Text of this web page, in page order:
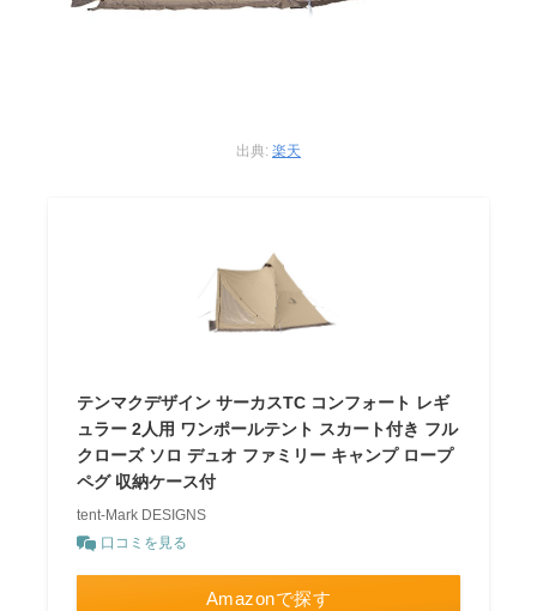
出典: 楽天
テンマクデザイン サーカスTC コンフォート レギ
ュラー 2人用 ワンポールテント スカート付き フル
クローズ ソロ デュオ ファミリー キャンプ ロープ
ペグ 収納ケース付
tent-Mark DESIGNS
口コミを見る
Amazonで探す